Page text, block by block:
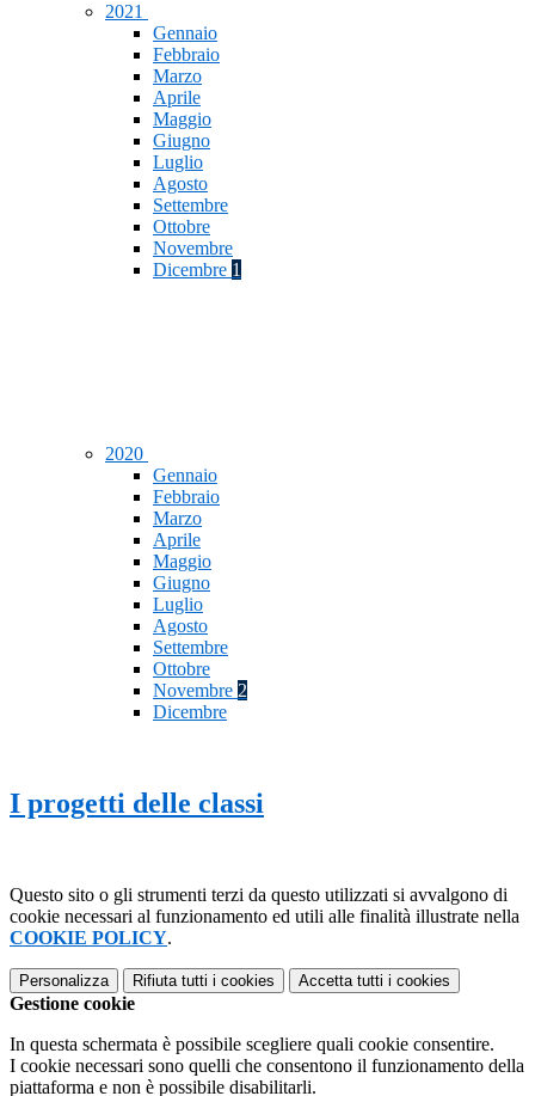
2021
Gennaio
Febbraio
Marzo
Aprile
Maggio
Giugno
Luglio
Agosto
Settembre
Ottobre
Novembre
Dicembre 1
2020
Gennaio
Febbraio
Marzo
Aprile
Maggio
Giugno
Luglio
Agosto
Settembre
Ottobre
Novembre 2
Dicembre
I progetti delle classi
Questo sito o gli strumenti terzi da questo utilizzati si avvalgono di
cookie necessari al funzionamento ed utili alle finalità illustrate nella
COOKIE POLICY.
Personalizza Rifiuta tutti i cookies Accetta tutti i cookies
Gestione cookie
In questa schermata è possibile scegliere quali cookie consentire.
I cookie necessari sono quelli che consentono il funzionamento della
piattaforma e non è possibile disabilitarli.